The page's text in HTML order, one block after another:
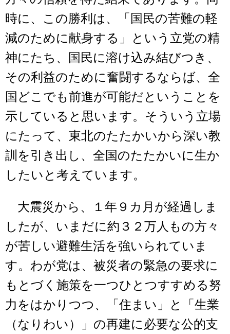
時に、この勝利は、「国民の苦難の軽
減のために献身する」という立党の精
神にたち、国民に溶け込み結びつき、
その利益のために奮闘するならば、全
国どこでも前進が可能だということを
示していると思います。そういう立場
にたって、東北のたたかいから深い教
訓を引き出し、全国のたたかいに生か
したいと考えています。
大震災から、１年９カ月が経過しま
したが、いまだに約３２万人もの方々
が苦しい避難生活を強いられていま
す。わが党は、被災者の緊急の要求に
もとづく施策を一つひとつすすめる努
力をはかりつつ、「住まい」と「生業
（なりわい）」の再建に必要な公的支